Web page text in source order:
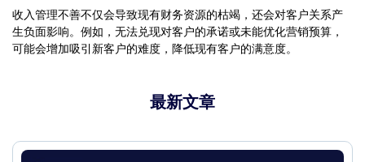
收入管理不善不仅会导致现有财务资源的枯竭，还会对客户关系产
生负面影响。例如，无法兑现对客户的承诺或未能优化营销预算，
可能会增加吸引新客户的难度，降低现有客户的满意度。
最新文章